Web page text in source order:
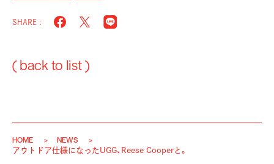
SHARE :
( back to list )
HOME
NEWS
アウトドア仕様になったUGG、Reese Cooperと。